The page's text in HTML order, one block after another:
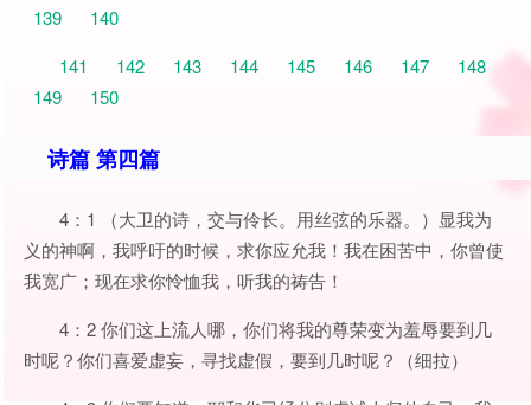
139
140
141
142 143 144 145 146 147
148
149
150
诗篇 第四篇
4：1 （大卫的诗，交与伶长。用丝弦的乐器。）显我为
义的神啊，我呼吁的时候，求你应允我！我在困苦中，你曾使
我宽广；现在求你怜恤我，听我的祷告！
4：2 你们这上流人哪，你们将我的尊荣变为羞辱要到几
时呢？你们喜爱虚妄，寻找虚假，要到几时呢？（细拉）